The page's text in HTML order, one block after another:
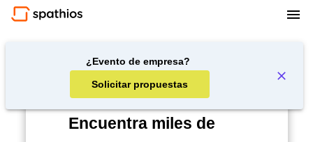
¿Evento de empresa?
Solicitar propuestas
Encuentra miles de